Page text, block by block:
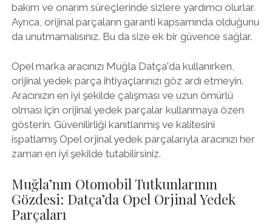
bakım ve onarım süreçlerinde sizlere yardımcı olurlar.
Ayrıca, orijinal parçaların garanti kapsamında olduğunu
da unutmamalısınız. Bu da size ek bir güvence sağlar.
Opel marka aracınızı Muğla Datça'da kullanırken,
orijinal yedek parça ihtiyaçlarınızı göz ardı etmeyin.
Aracınızın en iyi şekilde çalışması ve uzun ömürlü
olması için orijinal yedek parçalar kullanmaya özen
gösterin. Güvenilirliği kanıtlanmış ve kalitesini
ispatlamış Opel orjinal yedek parçalarıyla aracınızı her
zaman en iyi şekilde tutabilirsiniz.
Muğla’nın Otomobil Tutkunlarının
Gözdesi: Datça’da Opel Orjinal Yedek
Parçaları